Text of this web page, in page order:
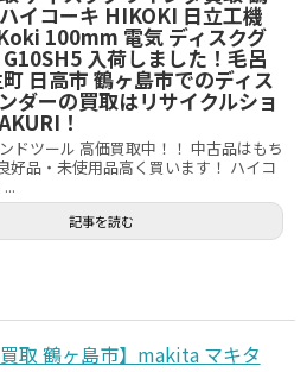
イコーキ HIKOKI 日立工機
100mm 電気 ディスクグ
入荷しました！毛呂
日高市 鶴ヶ島市でのディス
ダーの買取はリサイクルショ
！
ドツール 高価買取中！！ 中古品はもち
好品・未使用品高く買います！ ハイコ
記事を読む
買取 鶴ヶ島市】makita マキタ